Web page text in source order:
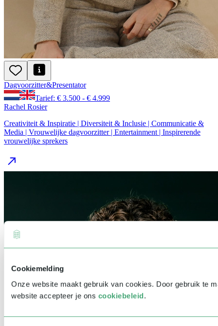
Cookiemelding
Onze website maakt gebruik van cookies. Door gebruik te
website accepteer je ons cookiebeleid.
Dagvoorzitter&Presentator
Tarief: € 3.500 - € 4.999
Rachel Rosier
Creativiteit & Inspiratie | Diversiteit & Inclusie | Communicatie &
Media | Vrouwelijke dagvoorzitter | Entertainment | Inspirerende
vrouwelijke sprekers